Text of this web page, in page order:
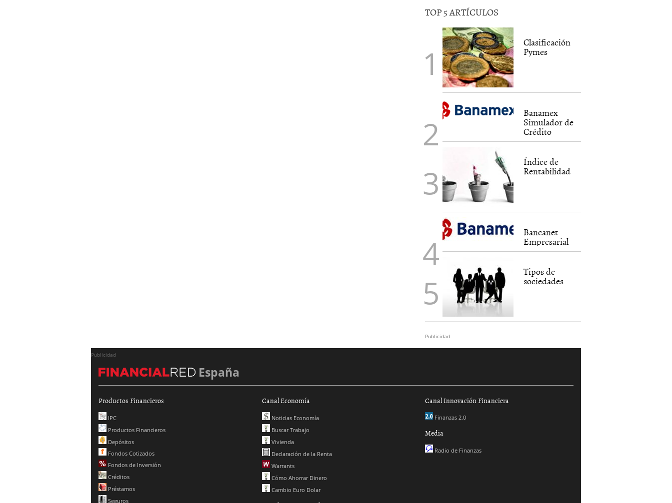
TOP 5 ARTÍCULOS
Clasificación
Pymes
Banamex
Simulador de
Crédito
Índice de
Rentabilidad
Bancanet
Empresarial
Tipos de
sociedades
Publicidad
Publicidad
España
Productos Financieros
IPC
Productos Financieros
Depósitos
Fondos Cotizados
Fondos de Inversión
Créditos
Préstamos
Seguros
Canal Economía
Noticias Economía
Buscar Trabajo
Vivienda
Declaración de la Renta
Warrants
Cómo Ahorrar Dinero
Cambio Euro Dolar
Canal Innovación Financiera
Finanzas 2.0
Media
Radio de Finanzas